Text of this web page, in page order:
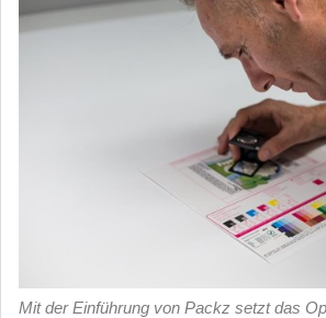
Mit der Einführung von Packz setzt das